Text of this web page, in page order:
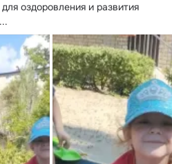
оздоровления и развития
...